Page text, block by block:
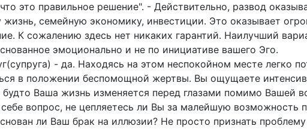
это правильное решение". - Действительно, развод
семейную экономику, инвестиции. Это оказывает
К сожалению здесь нет никаких гарантий. Наилучший
эмоционально и не по инициативе вашего Эго.
- да. Находясь на этом неспокойном месте легко
в положении беспомощной жертвы. Вы ощущаете
Ваша жизнь изменяется перед глазами помимо Вашей
вопрос, не цепляетесь ли Вы за малейшую возможность
ли Ваш брак на иллюзии? Не просто признать